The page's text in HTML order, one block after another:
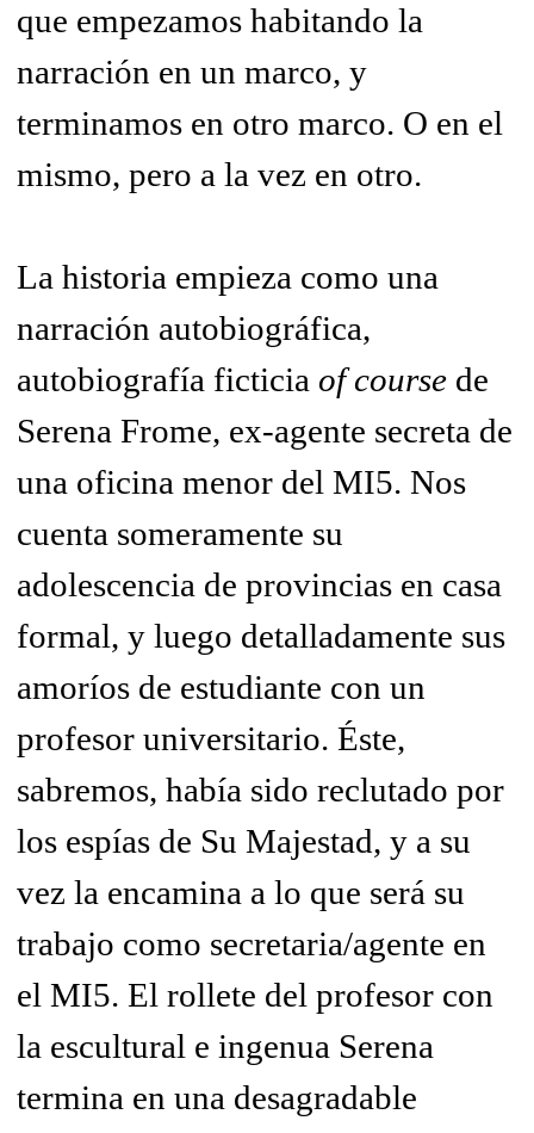
que empezamos habitando la
narración en un marco, y
terminamos en otro marco. O en el
mismo, pero a la vez en otro.
La historia empieza como una
narración autobiográfica,
autobiografía ficticia of course de
Serena Frome, ex-agente secreta de
una oficina menor del MI5. Nos
cuenta someramente su
adolescencia de provincias en casa
formal, y luego detalladamente sus
amoríos de estudiante con un
profesor universitario. Éste,
sabremos, había sido reclutado por
los espías de Su Majestad, y a su
vez la encamina a lo que será su
trabajo como secretaria/agente en
el MI5. El rollete del profesor con
la escultural e ingenua Serena
termina en una desagradable